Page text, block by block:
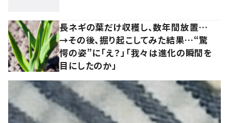
長ネギの葉だけ収穫し、数年間放置…
→その後、掘り起こしてみた結果…“驚
愕の姿”に「え？」「我々は進化の瞬間を
目にしたのか」